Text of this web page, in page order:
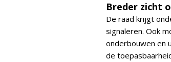
Breder zicht
De raad krijgt
signaleren. Ook
onderbouwen en
de